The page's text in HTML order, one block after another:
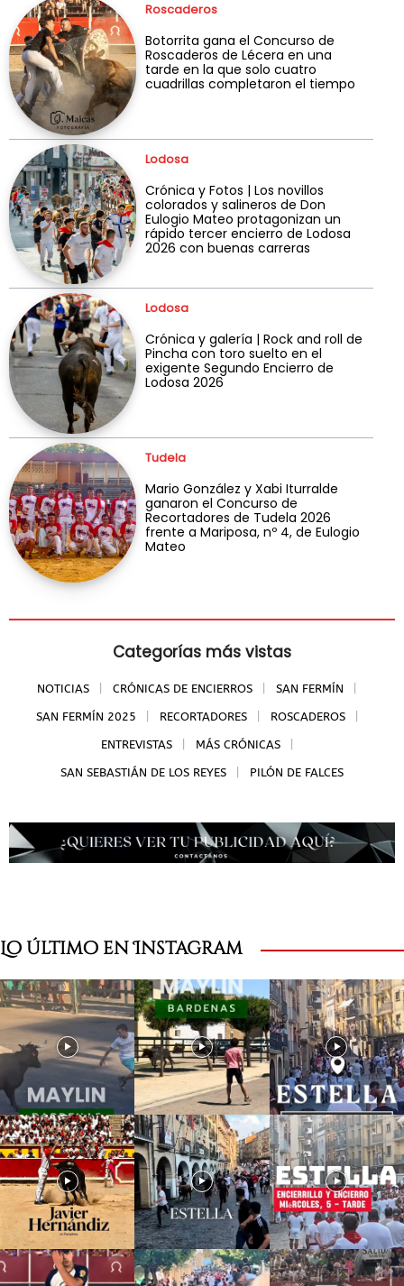
Roscaderos
Botorrita gana el Concurso de
Roscaderos de Lécera en una
tarde en la que solo cuatro
cuadrillas completaron el tiempo
Lodosa
Crónica y Fotos | Los novillos
colorados y salineros de Don
Eulogio Mateo protagonizan un
rápido tercer encierro de Lodosa
2026 con buenas carreras
Lodosa
Crónica y galería | Rock and roll de
Pincha con toro suelto en el
exigente Segundo Encierro de
Lodosa 2026
Tudela
Mario González y Xabi Iturralde
ganaron el Concurso de
Recortadores de Tudela 2026
frente a Mariposa, nº 4, de Eulogio
Mateo
Categorías más vistas
NOTICIAS CRÓNICAS DE ENCIERROS SAN FERMÍN
SAN FERMÍN 2025 RECORTADORES ROSCADEROS
ENTREVISTAS MÁS CRÓNICAS
SAN SEBASTIÁN DE LOS REYES PILÓN DE FALCES
Lo último en Instagram